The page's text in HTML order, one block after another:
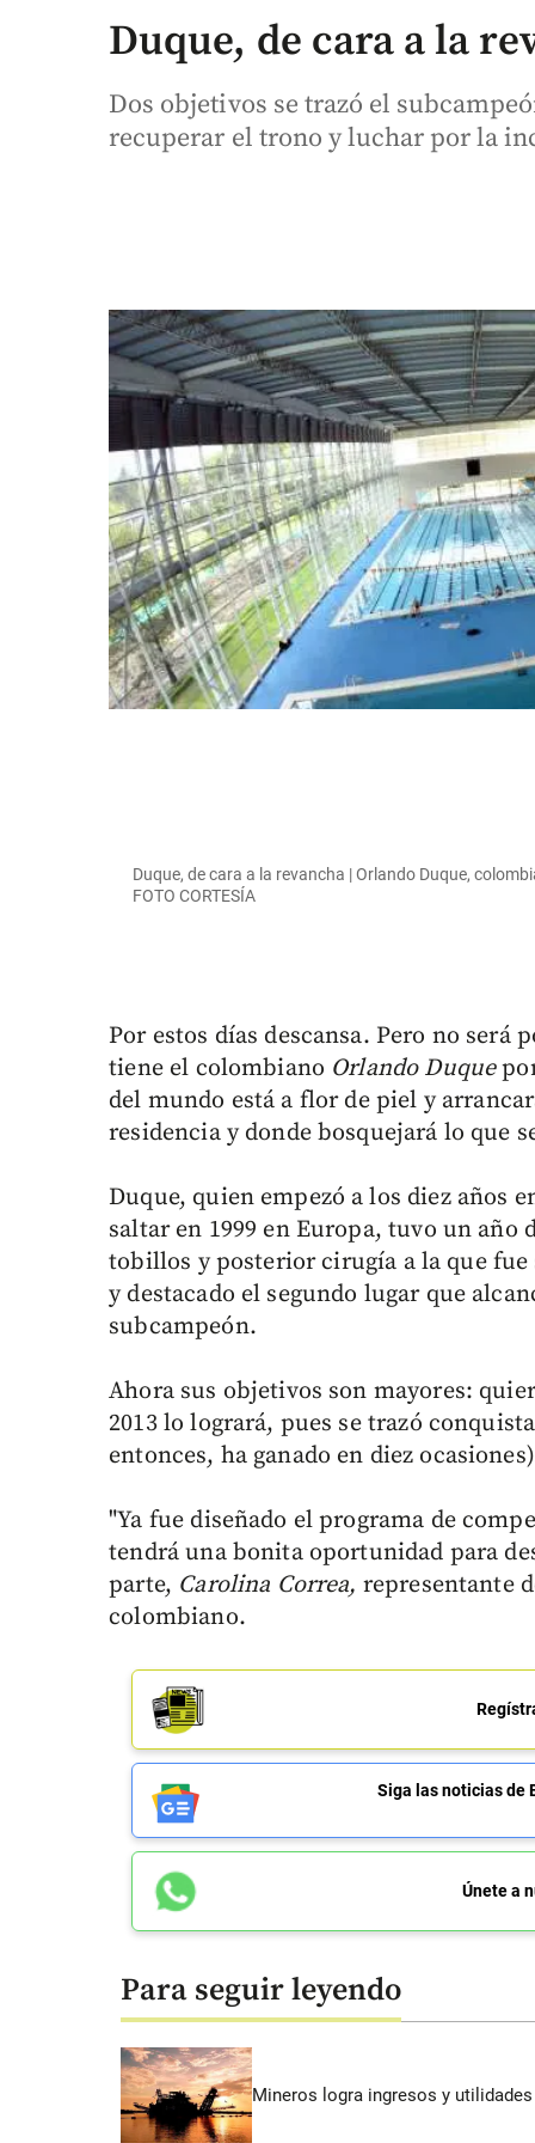
Duque, de cara a la
Dos objetivos se trazó el
recuperar el trono y luchar por la
Duque, de cara a la revancha | Orlando Duque,
FOTO CORTESÍA
Por estos días descansa. Pero no
tiene el colombiano Orlando Duque
del mundo está a flor de piel y
residencia y donde bosquejará lo que
Duque, quien empezó a los diez años
saltar en 1999 en Europa, tuvo un año
tobillos y posterior cirugía a la que
y destacado el segundo lugar que
subcampeón.
Ahora sus objetivos son mayores:
2013 lo logrará, pues se trazó
entonces, ha ganado en diez
"Ya fue diseñado el programa de
tendrá una bonita oportunidad para
parte, Carolina Correa, representante
colombiano.
Siga las noticias de
Únete a
Para seguir leyendo
Mineros logra ingresos y